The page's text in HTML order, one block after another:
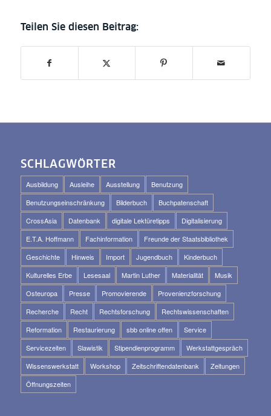
SCHLAGWÖRTER
Ausbildung Ausleihe Ausstellung
Benutzung
Benutzungseinschränkung
Bilderbuch
Buchpatenschaft
CrossAsia
Datenbank digitale Lektüretipps
Digitalisierung
E.T.A. Hoffmann
Fachinformation
Freunde der Staatsbibliothek
Geschichte
Hinweis Import Jugendbuch
Kinderbuch
Kulturelles Erbe
Lesesaal Martin Luther Materialität
Musik
Osteuropa
Presse Promovierende
Provenienzforschung
Recherche
Recht Rechtsforschung
Rechtswissenschaften
Reformation
Restaurierung sbb online offen
Service
Servicezeiten
Slawistik Stipendienprogramm
Werkstattgespräch
Wissenswerkstatt
Workshop Zeitschriftendatenbank
Zeitungen
Öffnungszeiten